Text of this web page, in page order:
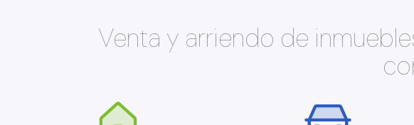
Venta y arriendo de